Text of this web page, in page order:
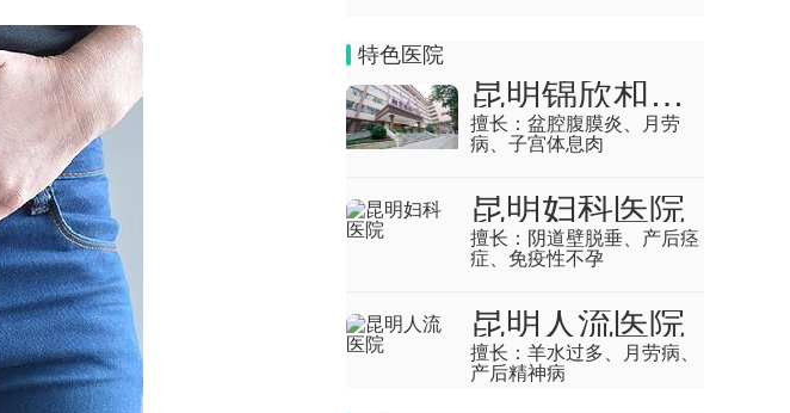
全子宫切除后小腹坠痛是怎么回事
回答：全子宫切除后小腹坠痛可能由伤口
愈合牵拉、盆腔充血、术后感染、肠粘连
等原因引起，可...
患子宫肌瘤怎么治疗
回答：患子宫肌瘤可通过定期观察、药物
得了子宫肌瘤还能生宝宝吗
特色医院
昆明锦欣和万家妇产医院
擅长： 盆腔腹膜炎、月劳
病、子宫体息肉
昆明妇科医院
擅长： 阴道壁脱垂、产后痉
症、免疫性不孕
昆明人流医院
擅长： 羊水过多、月劳病、
产后精神病